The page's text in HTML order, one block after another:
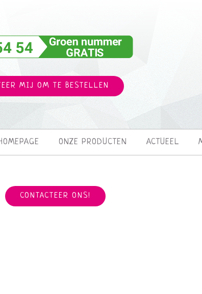
MIJ OM TE BESTELLEN
ONZE PRODUCTEN ACTUEEL
CONTACTEER ONS!